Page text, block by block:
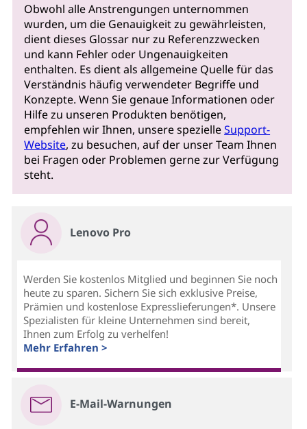
Obwohl alle Anstrengungen unternommen
wurden, um die Genauigkeit zu gewährleisten,
dient dieses Glossar nur zu Referenzzwecken
und kann Fehler oder Ungenauigkeiten
enthalten. Es dient als allgemeine Quelle für das
Verständnis häufig verwendeter Begriffe und
Konzepte. Wenn Sie genaue Informationen oder
Hilfe zu unseren Produkten benötigen,
empfehlen wir Ihnen, unsere spezielleSupport-
Website, zu besuchen, auf der unser Team Ihnen
bei Fragen oder Problemen gerne zur Verfügung
steht.
Lenovo Pro
Werden Sie kostenlos Mitglied und beginnen Sie noch
heute zu sparen. Sichern Sie sich exklusive Preise,
Prämien und kostenlose Expresslieferungen*. Unsere
Spezialisten für kleine Unternehmen sind bereit,
Ihnen zum Erfolg zu verhelfen!
Mehr Erfahren >
E-Mail-Warnungen